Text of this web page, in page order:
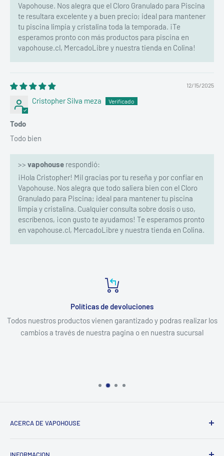
Vapohouse. Nos alegra que el Cloro Granulado para Piscina
te resultara excelente y a buen precio; ideal para mantener
tu piscina limpia y cristalina toda la temporada. ¡Te
esperamos pronto con más productos para piscina en
vapohouse.cl, MercadoLibre y nuestra tienda en Colina!
12/15/2025
Cristopher Silva meza
Todo
Todo bien
>> vapohouse respondió:
¡Hola Cristopher! Mil gracias por tu reseña y por confiar en
Vapohouse. Nos alegra que todo saliera bien con el Cloro
Granulado para Piscina; ideal para mantener tu piscina
limpia y cristalina. Cualquier consulta sobre dosis o uso,
escríbenos, ¡con gusto te ayudamos! Te esperamos pronto
en vapohouse.cl, MercadoLibre y nuestra tienda en Colina.
Políticas de devoluciones
Todos nuestros productos vienen garantizado y podras realizar los
cambios a través de nuestra pagina o en nuestra sucursal
ACERCA DE VAPOHOUSE
INFORMACION